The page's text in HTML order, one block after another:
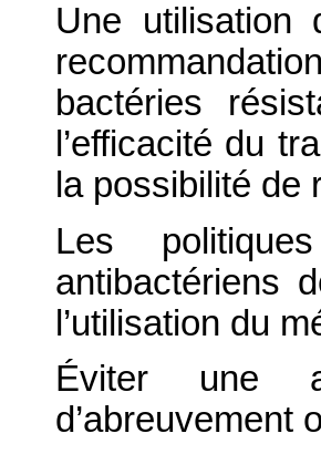
Une utilisation
bactéries
l’efficacité du
la possibilité de
Les
antibactériens
l’utilisation du
Éviter une
d’abreuvement